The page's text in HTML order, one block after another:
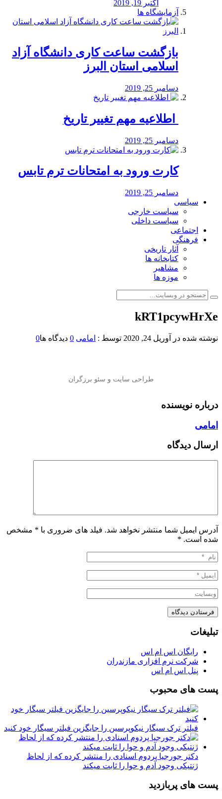
اکتبر 19, 2019
آزمایشگاه ها
بازگشت ساعت کاری دانشگاه آزاد
اسلامی استان البرز
دسامبر 25, 2019
️ اطلاعیه مهم تغییر تاریخ
دسامبر 25, 2019
کارت ورود به امتحانات ترم تابس
دسامبر 25, 2019
سیاسی
سیاست خارجی
سیاست داخلی
اجتماعی
فرهنگی
آثار تاریخی
کتابخانه ها
مشاهیر
موزه ها
kRT1pcywHrXe
نوشته شده در آوریل 24, 2020 توسط : امامی 0 دیدگاه ها0
درباره نویسنده
امامی
ارسال دیدگاه
آدرس ایمیل شما منتشر نخواهد شد. فیلد های ضروری با * مشخص
شده است. *
تبلیغات
رایگان اس ام اس
شرکت نرم افزاری مازندران
پنل اس ام اس
پست های محبوب
فیلتر ترک سیگار نیکوپرسین را جایگزین فیلتر سیگار خود کنید
دکتر جورجیا پردوم اسنادی را منتشر کرده که از لحاظ
ژنتیکی وجود آدم و حوا را ثابت میکند
پست های پربازدید